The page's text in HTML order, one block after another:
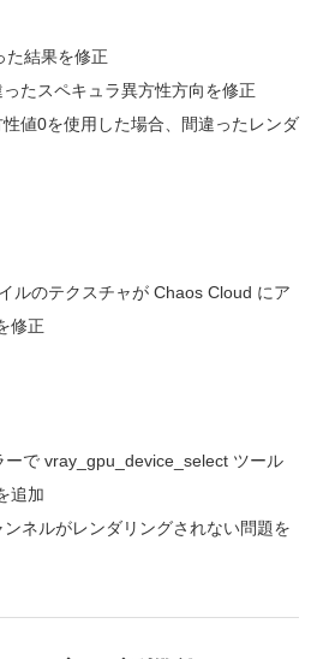
た結果を修正
たスペキュラ異方性方向を修正
値0を使用した場合、間違ったレンダ
ルのテクスチャが Chaos Cloud にア
修正
で vray_gpu_device_select ツール
追加
ネルがレンダリングされない問題を